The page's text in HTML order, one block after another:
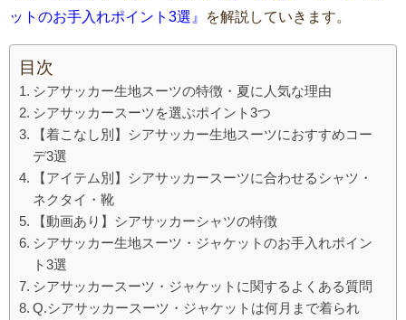
ットのお手入れポイント3選』
を解説していきます。
目次
シアサッカー生地スーツの特徴・夏に人気な理由
シアサッカースーツを選ぶポイント3つ
【着こなし別】シアサッカー生地スーツにおすすめコー
デ3選
【アイテム別】シアサッカースーツに合わせるシャツ・
ネクタイ・靴
【動画あり】シアサッカーシャツの特徴
シアサッカー生地スーツ・ジャケットのお手入れポイン
ト3選
シアサッカースーツ・ジャケットに関するよくある質問
Q.シアサッカースーツ・ジャケットは何月まで着られ